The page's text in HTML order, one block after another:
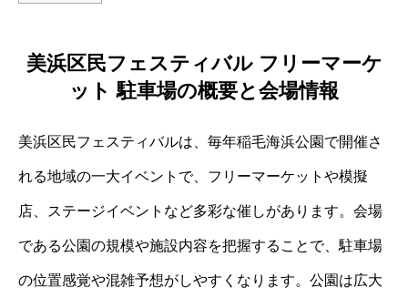
美浜区民フェスティバル フリーマーケ
ット 駐車場の概要と会場情報
美浜区民フェスティバルは、毎年稲毛海浜公園で開催さ
れる地域の一大イベントで、フリーマーケットや模擬
店、ステージイベントなど多彩な催しがあります。会場
である公園の規模や施設内容を把握することで、駐車場
の位置感覚や混雑予想がしやすくなります。公園は広大